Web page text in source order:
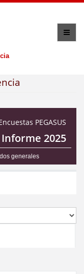
PEGASUS
Informe 2025
generales